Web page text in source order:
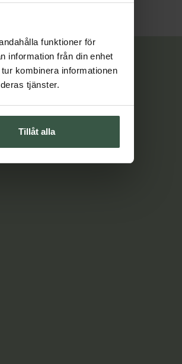
funktioner för
information från din enhet
kombinera informationen
tjänster.
Tillåt alla